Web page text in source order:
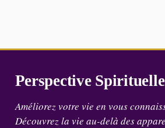
Perspective Spirituelle
Améliorez votre vie en vous
Découvrez la vie au-delà des